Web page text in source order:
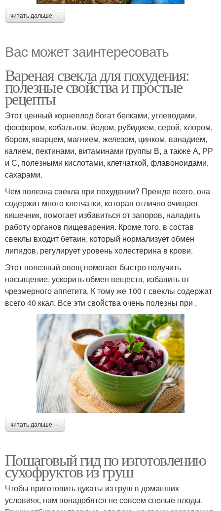
читать дальше →
Вас может заинтересовать
Вареная свекла для похудения:
полезные свойства и простые
рецепты
Этот ценный корнеплод богат белками, углеводами,
фосфором, кобальтом, йодом, рубидием, серой, хлором,
бором, кварцем, магнием, железом, цинком, ванадием,
калием, пектинами, витаминами группы В, а также А, РР
и С, полезными кислотами, клетчаткой, флавоноидами,
сахарами.
Чем полезна свекла при похудении? Прежде всего, она
содержит много клетчатки, которая отлично очищает
кишечник, помогает избавиться от запоров, наладить
работу органов пищеварения. Кроме того, в состав
свеклы входит бетаин, который нормализует обмен
липидов, регулирует уровень холестерина в крови.
Этот полезный овощ помогает быстро получить
насыщение, ускорить обмен веществ, избавить от
чрезмерного аппетита. К тому же 100 г свеклы содержат
всего 40 ккал. Все эти свойства очень полезны при .
читать дальше →
Пошаговый гид по изготовлению
сухофруктов из груш
Чтобы приготовить цукаты из груш в домашних
условиях, нам понадобятся не совсем спелые плоды.